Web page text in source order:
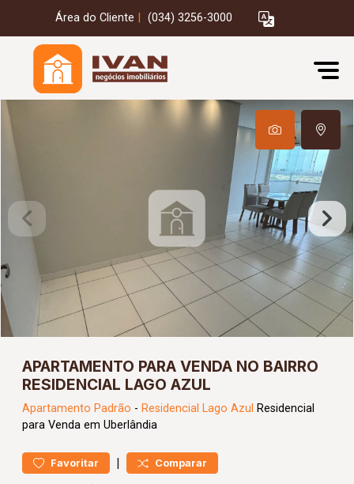
Área do Cliente (034) 3256-3000
APARTAMENTO PARA VENDA NO BAIRRO
RESIDENCIAL LAGO AZUL
Apartamento Padrão - Residencial Lago Azul Residencial
para Venda em Uberlândia
Favoritar | Comparar